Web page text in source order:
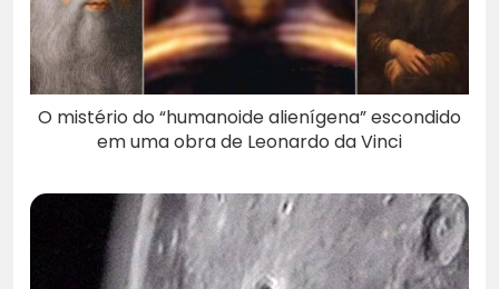
O mistério do “humanoide alienígena” escondido
em uma obra de Leonardo da Vinci